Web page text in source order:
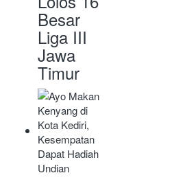
Besar
Liga III
Jawa
Timur